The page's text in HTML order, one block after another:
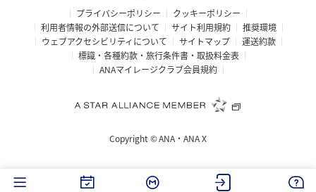
プライバシーポリシー
クッキーポリシー
利用者情報の外部送信について
サイト利用規約
推奨環境
ウェブアクセシビリティについて
サイトマップ
運送約款
標識・各種約款・旅行条件書・取扱料金表
ANAマイレージクラブ会員規約
Copyright ©ANA・ANA X